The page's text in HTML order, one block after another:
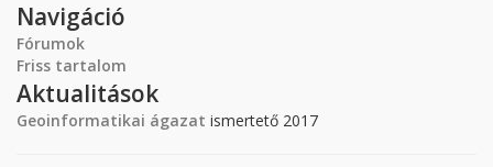
Navigáció
Fórumok
Friss tartalom
Aktualitások
Geoinformatikai ágazat ismertető 2017